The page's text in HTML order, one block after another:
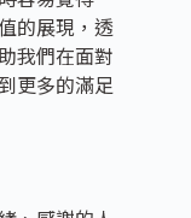
的展現，透
我們在面對
更多的滿足